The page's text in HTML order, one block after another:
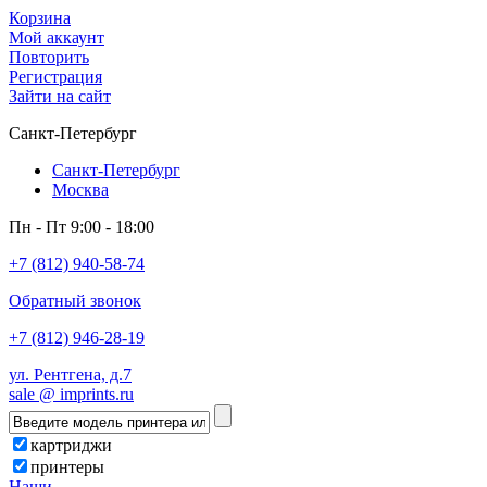
Корзина
Мой аккаунт
Повторить
Регистрация
Зайти на сайт
Санкт-Петербург
Санкт-Петербург
Москва
Пн - Пт 9:00 - 18:00
+7 (812) 940-58-74
Обратный звонок
+7 (812) 946-28-19
ул. Рентгена, д.7
sale @ imprints.ru
картриджи
принтеры